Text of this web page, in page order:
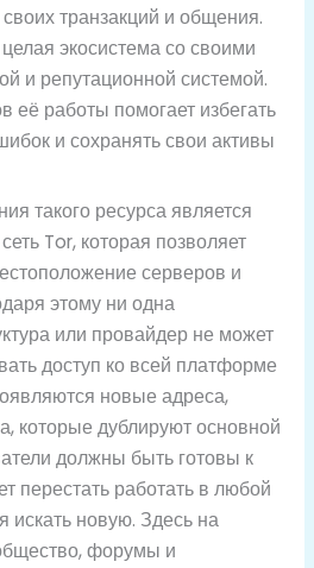
транзакций и общения.
экосистема со своими
и репутационной системой.
её работы помогает избегать
и сохранять свои активы
такого ресурса является
Tor, которая позволяет
серверов и
этому ни одна
или провайдер не может
доступ ко всей платформе
новые адреса,
которые дублируют основной
должны быть готовы к
перестать работать в любой
искать новую. Здесь на
форумы и